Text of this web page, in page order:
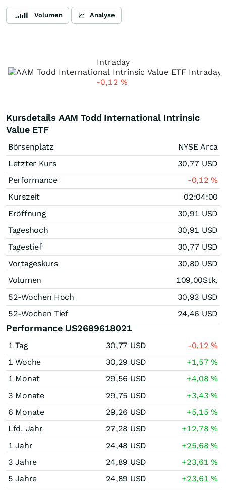
Volumen Analyse
Intraday
-0,12 %
Kursdetails AAM Todd International Intrinsic
Value ETF
Börsenplatz
NYSE Arca
Letzter Kurs
30,77 USD
Performance
-0,12%
Kurszeit
02:04:00
Eröffnung
30,91 USD
Tageshoch
30,91 USD
Tagestief
30,77 USD
Vortageskurs
30,80 USD
Volumen
109,00Stk.
52-Wochen Hoch
30,93 USD
52-Wochen Tief
24,46 USD
Performance US2689618021
1 Tag 30,77 USD -0,12%
1 Woche
30,29 USD +1,57%
1 Monat
29,56 USD +4,08%
3 Monate
29,75 USD +3,43%
6 Monate
29,26 USD +5,15%
Lfd. Jahr
27,28 USD +12,78%
1 Jahr
24,48 USD +25,68%
3 Jahre
24,89 USD +23,61%
5 Jahre
24,89 USD +23,61%